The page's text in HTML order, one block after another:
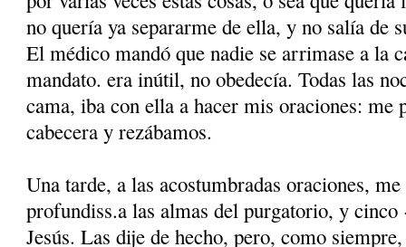
no quería ya separarme de ella, y no salía de
El médico mandó que nadie se arrimase a la
mandato. era inútil, no obedecía. Todas las
cama, iba con ella a hacer mis oraciones: me
cabecera y rezábamos.
Una tarde, a las acostumbradas oraciones,
profundiss.a las almas del purgatorio, y
Jesús. Las dije de hecho, pero, como